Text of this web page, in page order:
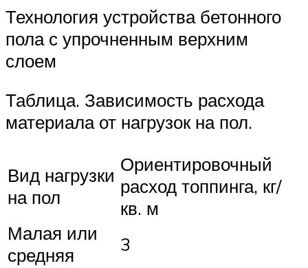
Технология устройства бетонного
пола с упрочненным верхним
слоем
Таблица. Зависимость расхода
материала от нагрузок на пол.
Вид нагрузки
на пол
Ориентировочный
расход топпинга, кг/
кв. м
Малая или
средняя
3